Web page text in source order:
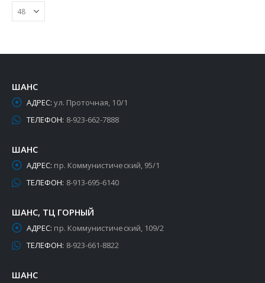
ШАНС
АДРЕС: ул. Проточная, 10/1
ТЕЛЕФОН: 8-923-662-7888
ШАНС
АДРЕС: пр. Коммунистический, 95/1
ТЕЛЕФОН: 8-913-695-6140
ШАНС, ТЦ ГОРНЫЙ
АДРЕС: пр. Коммунистический, 109/2
ТЕЛЕФОН: 8-923-661-8822
ШАНС